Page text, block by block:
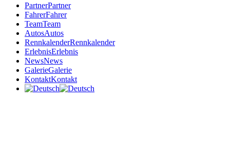
PartnerPartner
FahrerFahrer
TeamTeam
AutosAutos
RennkalenderRennkalender
ErlebnisErlebnis
NewsNews
GalerieGalerie
KontaktKontakt